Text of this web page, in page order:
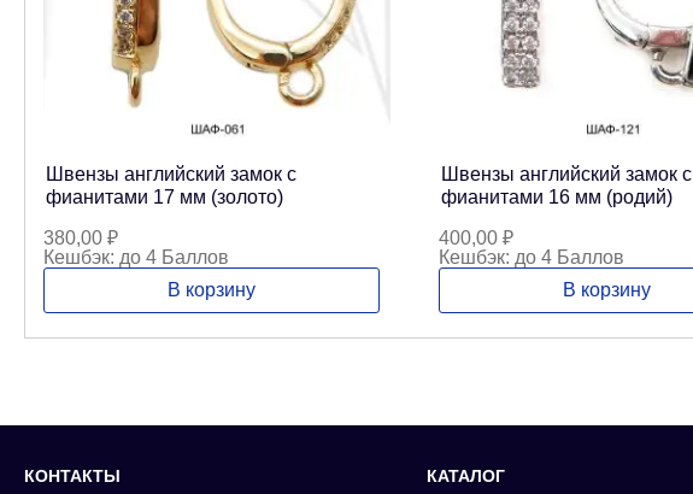
Швензы английский замок с
фианитами 17 мм (золото)
380,00 ₽
Кешбэк: до 4 Баллов
В корзину
Швензы английский замок с
фианитами 16 мм (родий)
400,00 ₽
Кешбэк: до 4 Баллов
В корзину
КОНТАКТЫ КАТАЛОГ